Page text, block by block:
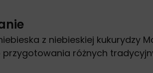
z niebieskiej kukurydzy
różnych